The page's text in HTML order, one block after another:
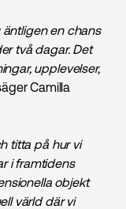
äntligen en chans
två dagar. Det
upplevelser,
Camilla
titta på hur vi
i framtidens
objekt
värld där vi